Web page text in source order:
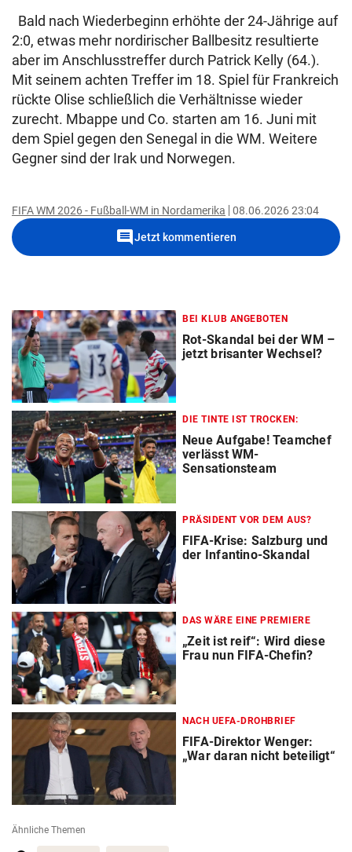
Bald nach Wiederbeginn erhöhte der 24-Jährige auf
2:0, etwas mehr nordirischer Ballbesitz resultierte
aber im Anschlusstreffer durch Patrick Kelly (64.).
Mit seinem achten Treffer im 18. Spiel für Frankreich
rückte Olise schließlich die Verhältnisse wieder
zurecht. Mbappe und Co. starten am 16. Juni mit
dem Spiel gegen den Senegal in die WM. Weitere
Gegner sind der Irak und Norwegen.
FIFA WM 2026 - Fußball-WM in Nordamerika 08.06.2026 23:04
commentJetzt kommentieren
BEI KLUB ANGEBOTEN
Rot-Skandal bei der WM –
jetzt brisanter Wechsel?
DIE TINTE IST TROCKEN:
Neue Aufgabe! Teamchef
verlässt WM-
Sensationsteam
PRÄSIDENT VOR DEM AUS?
FIFA-Krise: Salzburg und
der Infantino-Skandal
DAS WÄRE EINE PREMIERE
„Zeit ist reif“: Wird diese
Frau nun FIFA-Chefin?
NACH UEFA-DROHBRIEF
FIFA-Direktor Wenger:
„War daran nicht beteiligt“
Ähnliche Themen